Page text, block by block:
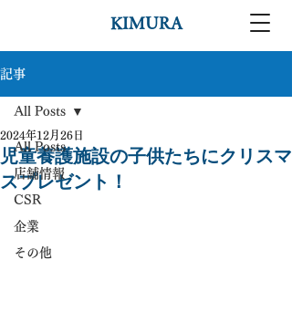
KIMURA
記事
All Posts
店舗情報
CSR
企業
その他
All Posts
児童養護施設の子供たちにクリスマ
スプレゼント！
2024年12月26日